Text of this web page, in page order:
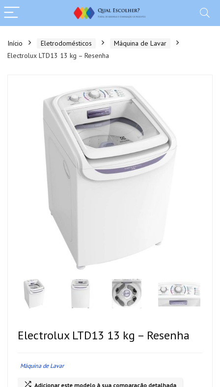
Início Eletrodomésticos
Máquina de Lavar
Electrolux LTD13 13 kg – Resenha
Electrolux LTD13 13 kg – Resenha
Máquina de Lavar
Adicionar este modelo à sua comparação detalhada